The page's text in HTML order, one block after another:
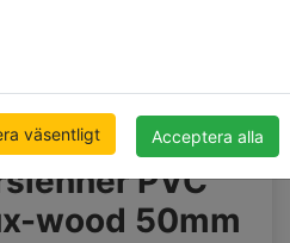
väsentligt Acceptera alla
PVC
wood 50mm